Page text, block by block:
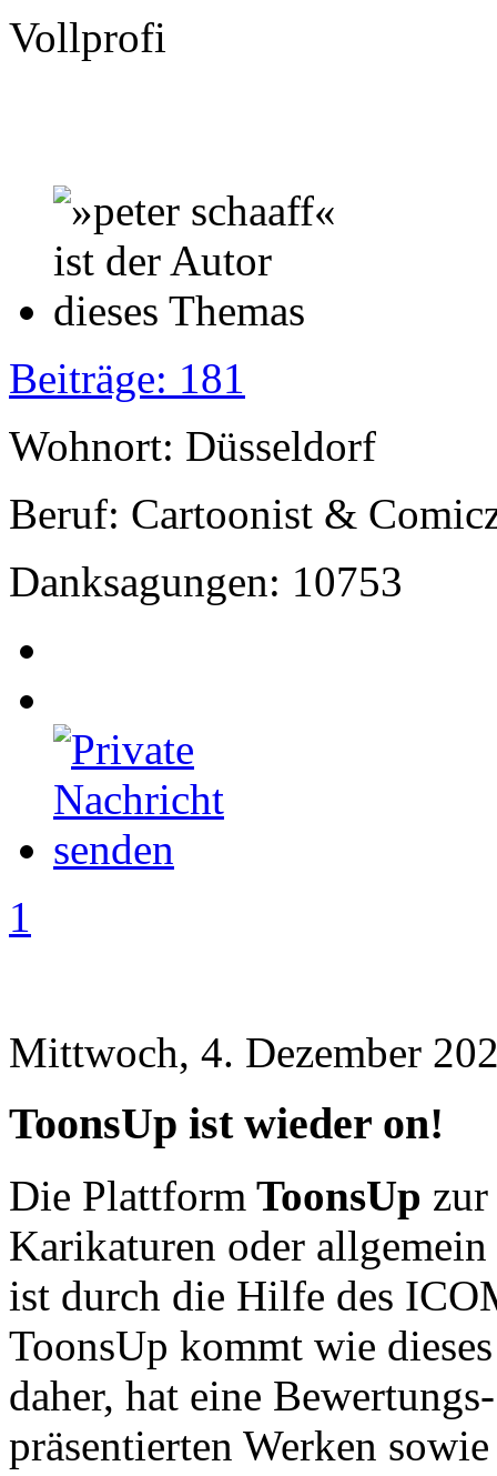
Vollprofi
Beiträge: 181
Wohnort: Düsseldorf
Beruf: Cartoonist &
Danksagungen: 10753
1
Mittwoch, 4. Dezember
ToonsUp ist wieder on!
Die Plattform ToonsUp
Karikaturen oder
ist durch die Hilfe des
ToonsUp kommt wie
daher, hat eine
präsentierten Werken